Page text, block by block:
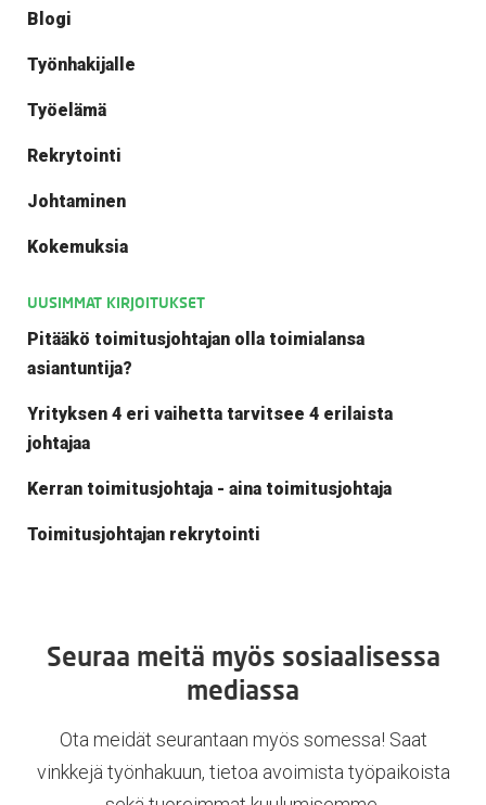
Blogi
Työnhakijalle
Työelämä
Rekrytointi
Johtaminen
Kokemuksia
UUSIMMAT KIRJOITUKSET
Pitääkö toimitusjohtajan olla toimialansa
asiantuntija?
Yrityksen 4 eri vaihetta tarvitsee 4 erilaista
johtajaa
Kerran toimitusjohtaja - aina toimitusjohtaja
Toimitusjohtajan rekrytointi
Seuraa meitä myös sosiaalisessa
mediassa
Ota meidät seurantaan myös somessa! Saat
vinkkejä työnhakuun, tietoa avoimista työpaikoista